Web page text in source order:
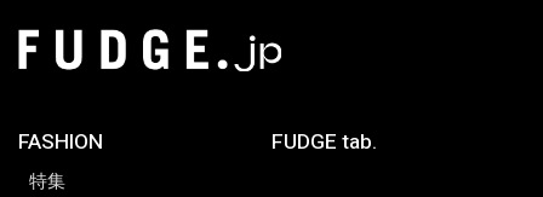
FASHION
特集
FUDGE tab.